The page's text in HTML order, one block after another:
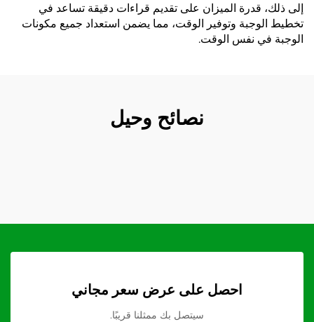
إلى ذلك، قدرة الميزان على تقديم قراءات دقيقة تساعد في
تخطيط الوجبة وتوفير الوقت، مما يضمن استعداد جميع مكونات
الوجبة في نفس الوقت.
نصائح وحيل
احصل على عرض سعر مجاني
سيتصل بك ممثلنا قريبًا.